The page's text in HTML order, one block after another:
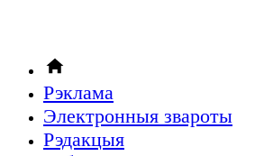
Рэклама
Электронныя звароты
Рэдакцыя